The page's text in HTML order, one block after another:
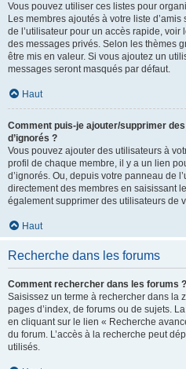
Vous pouvez utiliser ces listes pour
Les membres ajoutés à votre liste
de l’utilisateur pour un accès rapide,
des messages privés. Selon les thèmes
être mis en valeur. Si vous ajoutez un
messages seront masqués par défaut.
Haut
Comment puis-je ajouter/supprimer
d’ignorés ?
Vous pouvez ajouter des utilisateurs à
profil de chaque membre, il y a un lien
d’ignorés. Ou, depuis votre panneau de
directement des membres en saisissant
également supprimer des utilisateurs de
Haut
Recherche dans les forums
Comment rechercher dans les forums ?
Saisissez un terme à rechercher dans la
pages d’index, de forums ou de sujets.
en cliquant sur le lien « Recherche
du forum. L’accès à la recherche peut
utilisés.